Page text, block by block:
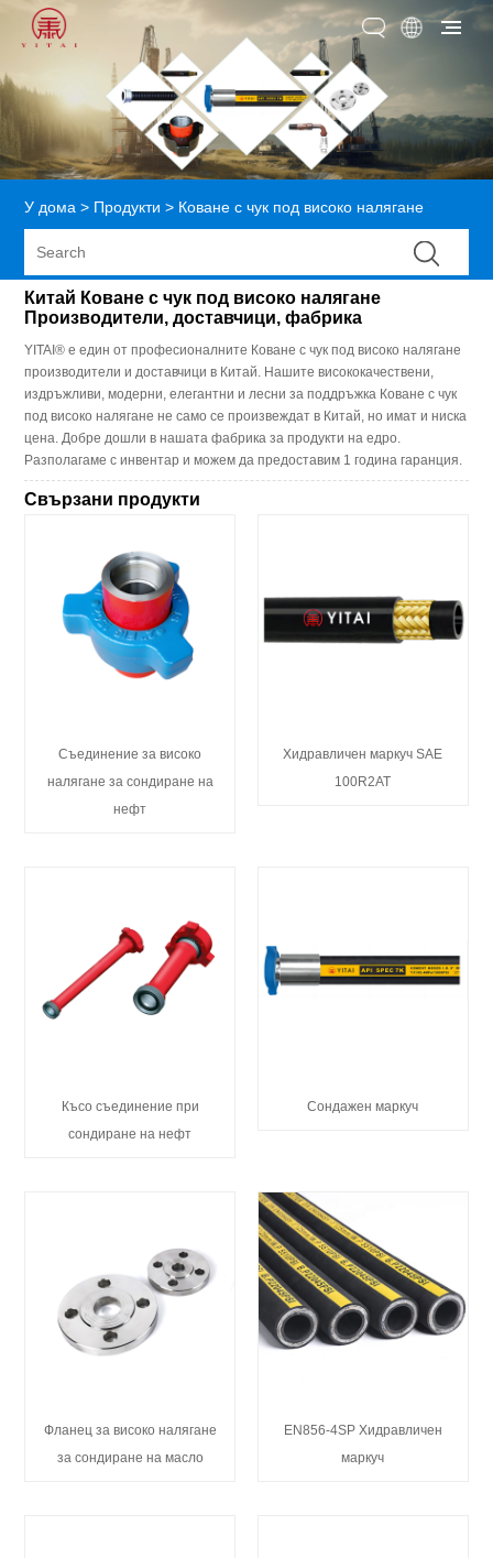
У дома > Продукти > Коване с чук под високо налягане
Китай Коване с чук под високо налягане
Производители, доставчици, фабрика
YITAI® е един от професионалните Коване с чук под високо налягане
производители и доставчици в Китай. Нашите висококачествени,
издръжливи, модерни, елегантни и лесни за поддръжка Коване с чук
под високо налягане не само се произвеждат в Китай, но имат и ниска
цена. Добре дошли в нашата фабрика за продукти на едро.
Разполагаме с инвентар и можем да предоставим 1 година гаранция.
Свързани продукти
Съединение за високо
налягане за сондиране на
нефт
Хидравличен маркуч SAE
100R2AT
Късо съединение при
сондиране на нефт
Сондажен маркуч
Фланец за високо налягане
за сондиране на масло
EN856-4SP Хидравличен
маркуч